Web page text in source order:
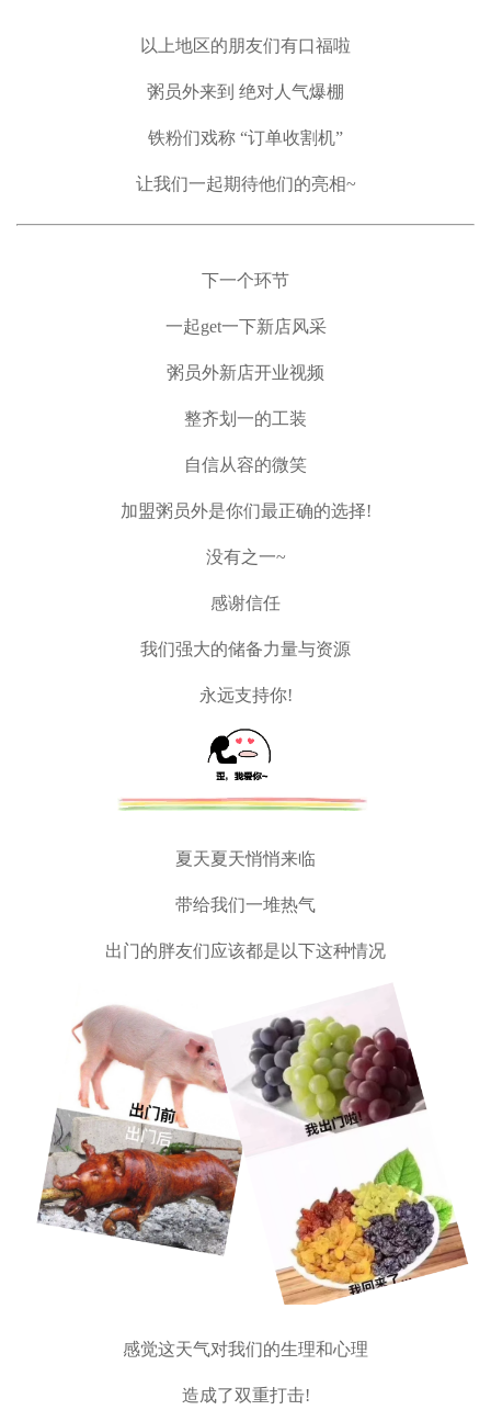
以上地区的朋友们有口福啦
粥员外来到 绝对人气爆棚
铁粉们戏称 “订单收割机”
让我们一起期待他们的亮相~
下一个环节
一起get一下新店风采
粥员外新店开业视频
整齐划一的工装
自信从容的微笑
加盟粥员外是你们最正确的选择!
没有之一~
感谢信任
我们强大的储备力量与资源
永远支持你!
夏天夏天悄悄来临
带给我们一堆热气
出门的胖友们应该都是以下这种情况
感觉这天气对我们的生理和心理
造成了双重打击!